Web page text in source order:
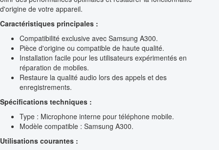
d'origine de votre appareil.
Caractéristiques principales :
Compatibilité exclusive avec Samsung A300.
Pièce d'origine ou compatible de haute qualité.
Installation facile pour les utilisateurs expérimentés en
réparation de mobiles.
Restaure la qualité audio lors des appels et des
enregistrements.
Spécifications techniques :
Type : Microphone interne pour téléphone mobile.
Modèle compatible : Samsung A300.
Utilisations courantes :